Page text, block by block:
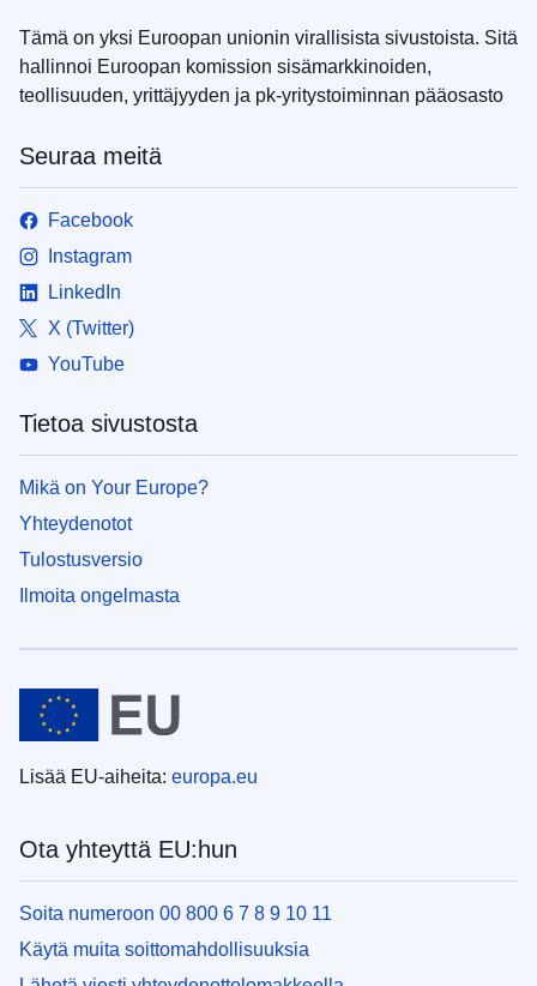
Tämä on yksi Euroopan unionin virallisista sivustoista. Sitä
hallinnoi Euroopan komission sisämarkkinoiden,
teollisuuden, yrittäjyyden ja pk-yritystoiminnan pääosasto
Seuraa meitä
Facebook
Instagram
LinkedIn
X (Twitter)
YouTube
Tietoa sivustosta
Mikä on Your Europe?
Yhteydenotot
Tulostusversio
Ilmoita ongelmasta
Lisää EU-aiheita: europa.eu
Ota yhteyttä EU:hun
Soita numeroon 00 800 6 7 8 9 10 11
Käytä muita soittomahdollisuuksia